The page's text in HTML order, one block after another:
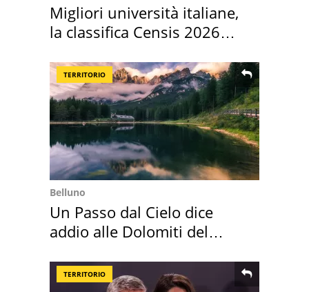
Migliori università italiane,
la classifica Censis 2026
TERRITORIO
Belluno
Un Passo dal Cielo dice
addio alle Dolomiti del
TERRITORIO